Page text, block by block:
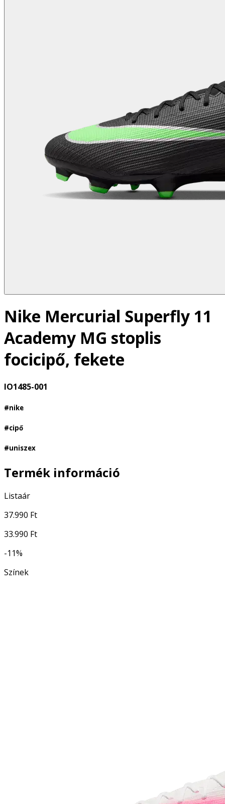
Nike Mercurial Superfly 11
Academy MG stoplis
focicipő, fekete
IO1485-001
#nike
#cipő
#uniszex
Termék információ
Listaár
37.990 Ft
33.990 Ft
-11%
Színek